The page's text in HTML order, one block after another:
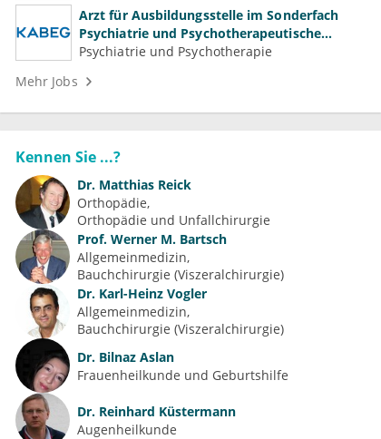
Arzt für Ausbildungsstelle im Sonderfach
Psychiatrie und Psychotherapeutische
Medizin (m/w/d)
Psychiatrie und Psychotherapie
Mehr Jobs
Kennen Sie ...?
Dr. Matthias Reick
Orthopädie
Orthopädie und Unfallchirurgie
Prof. Werner M. Bartsch
Allgemeinmedizin
Bauchchirurgie (Viszeralchirurgie)
Dr. Karl-Heinz Vogler
Allgemeinmedizin
Bauchchirurgie (Viszeralchirurgie)
Dr. Bilnaz Aslan
Frauenheilkunde und Geburtshilfe
Dr. Reinhard Küstermann
Augenheilkunde